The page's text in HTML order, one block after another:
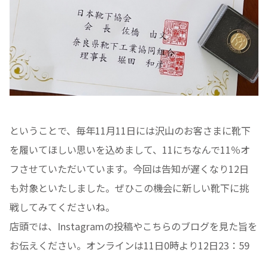
ということで、毎年11月11日には沢山のお客さまに靴下
を履いてほしい思いを込めまして、11にちなんで11％オ
フさせていただいています。今回は告知が遅くなり12日
も対象といたしました。ぜひこの機会に新しい靴下に挑
戦してみてくださいね。
店頭では、Instagramの投稿やこちらのブログを見た旨を
お伝えください。オンラインは11日0時より12日23：59